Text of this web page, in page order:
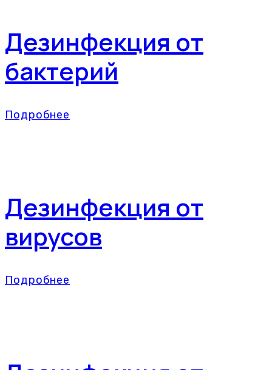
Дезинфекция от
бактерий
Подробнее
Дезинфекция от
вирусов
Подробнее